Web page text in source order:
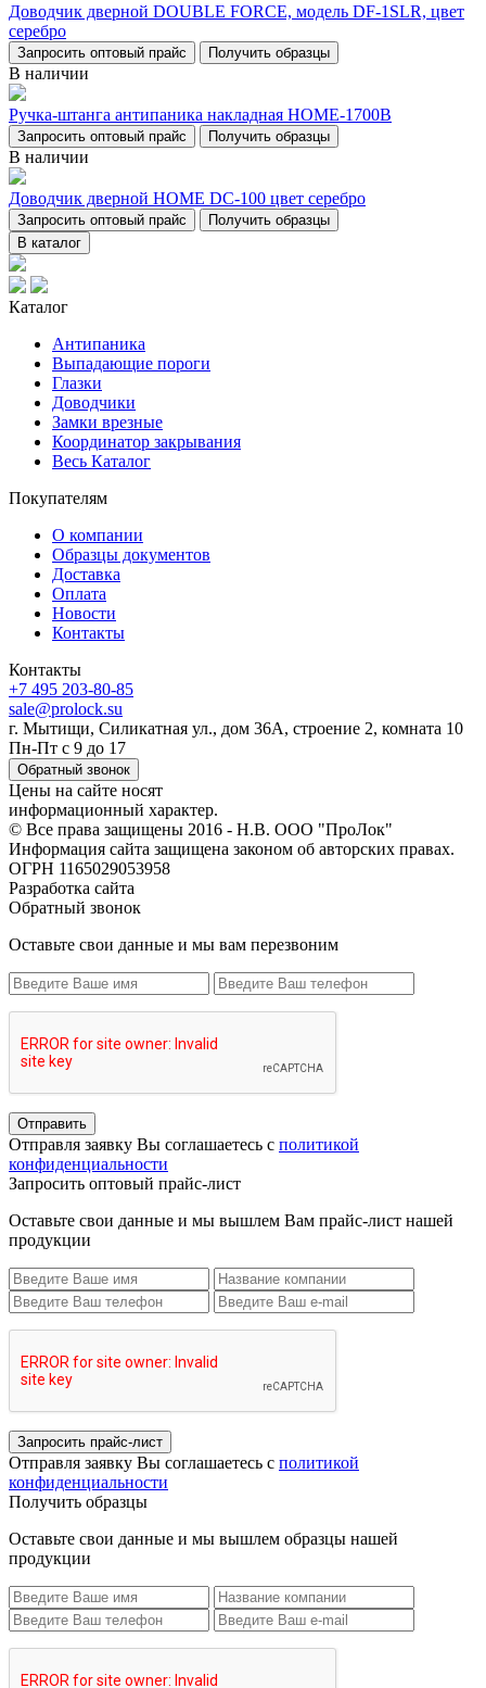
Доводчик дверной DOUBLE FORCE, модель DF-1SLR, цвет
серебро
Запросить оптовый прайс Получить образцы
В наличии
Ручка-штанга антипаника накладная НОМЕ-1700В
Запросить оптовый прайс Получить образцы
В наличии
Доводчик дверной НОМЕ DC-100 цвет серебро
Запросить оптовый прайс
Получить образцы
В каталог
Каталог
Антипаника
Выпадающие пороги
Глазки
Доводчики
Замки врезные
Координатор закрывания
Весь Каталог
Покупателям
О компании
Образцы документов
Доставка
Оплата
Новости
Контакты
Контакты
+7 495 203-80-85
sale@prolock.su
г. Мытищи, Силикатная ул., дом 36А, строение 2, комната 10
Пн-Пт с 9 до 17
Обратный звонок
Цены на сайте носят
информационный характер.
© Все права защищены 2016 - Н.В. ООО "ПроЛок"
Информация сайта защищена законом об авторских правах.
ОГРН 1165029053958
Разработка сайта
Обратный звонок
Оставьте свои данные и мы вам перезвоним
Отправить
Отправля заявку Вы соглашаетесь с политикой
конфиденциальности
Запросить оптовый прайс-лист
Оставьте свои данные и мы вышлем Вам прайс-лист нашей
продукции
Запросить прайс-лист
Отправля заявку Вы соглашаетесь с политикой
конфиденциальности
Получить образцы
Оставьте свои данные и мы вышлем образцы нашей
продукции